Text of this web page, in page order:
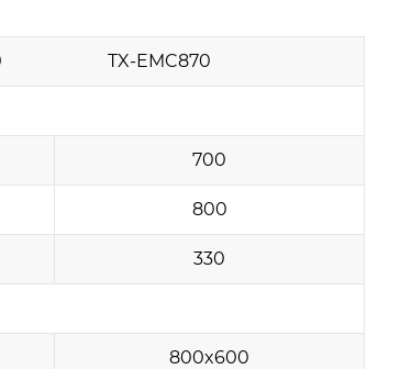
TX-EMC870
700
800
330
800x600